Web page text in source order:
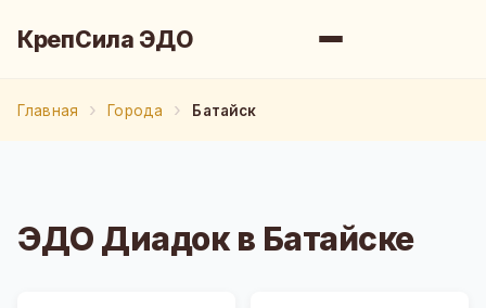
КрепСила ЭДО
Главная Города Батайск
ЭДО Диадок в Батайске